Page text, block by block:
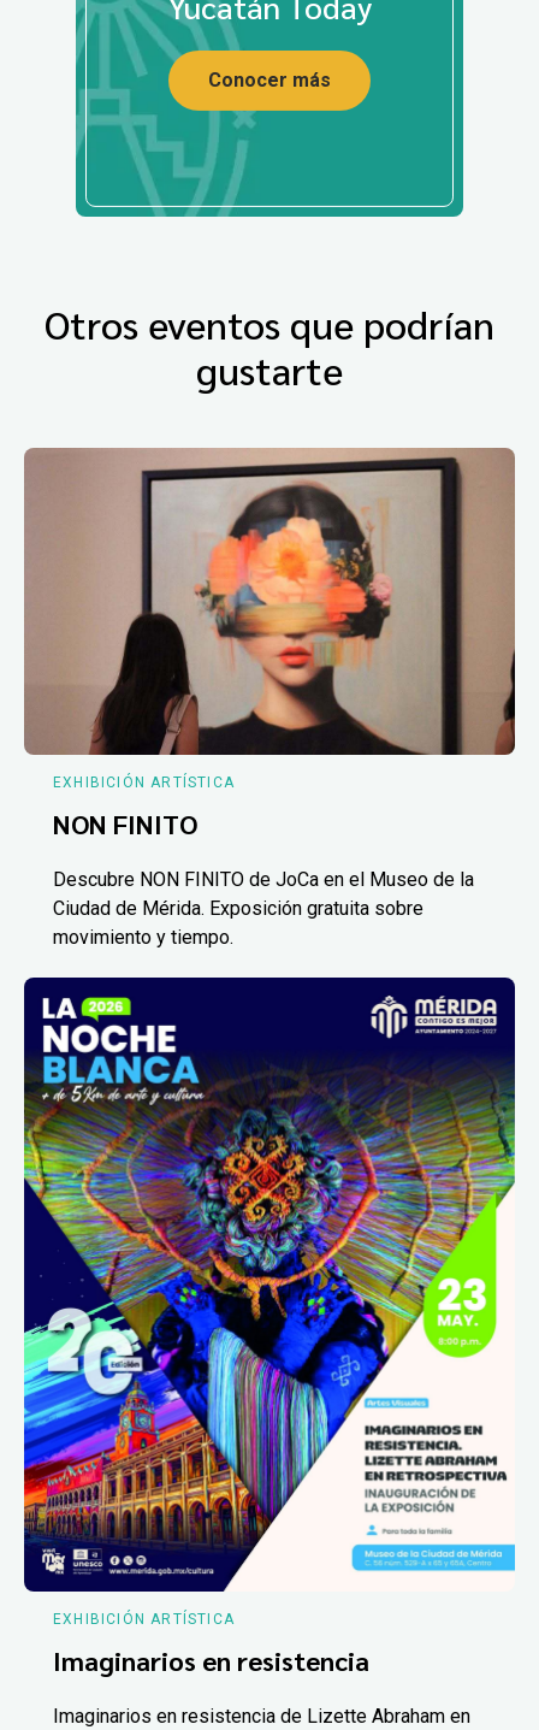
Conocer más
Otros eventos que podrían
gustarte
EXHIBICIÓN ARTÍSTICA
NON FINITO
Descubre NON FINITO de JoCa en el Museo de la
Ciudad de Mérida. Exposición gratuita sobre
movimiento y tiempo.
EXHIBICIÓN ARTÍSTICA
Imaginarios en resistencia
Imaginarios en resistencia de Lizette Abraham en